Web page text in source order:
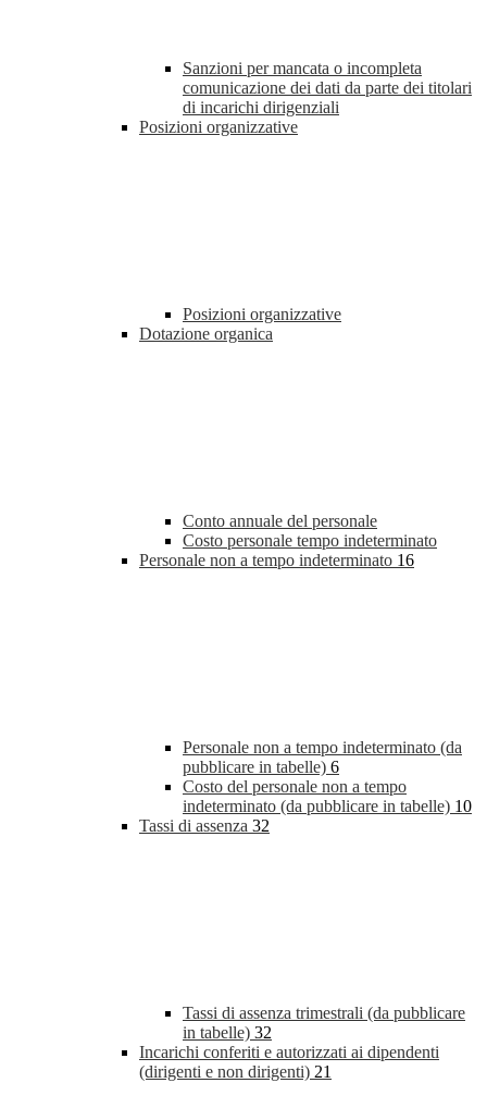
Sanzioni per mancata o incompleta
comunicazione dei dati da parte dei titolari
di incarichi dirigenziali
Posizioni organizzative
Posizioni organizzative
Dotazione organica
Conto annuale del personale
Costo personale tempo indeterminato
Personale non a tempo indeterminato 16
Personale non a tempo indeterminato (da
pubblicare in tabelle) 6
Costo del personale non a tempo
indeterminato (da pubblicare in tabelle) 10
Tassi di assenza 32
Tassi di assenza trimestrali (da pubblicare
in tabelle) 32
Incarichi conferiti e autorizzati ai dipendenti
(dirigenti e non dirigenti) 21